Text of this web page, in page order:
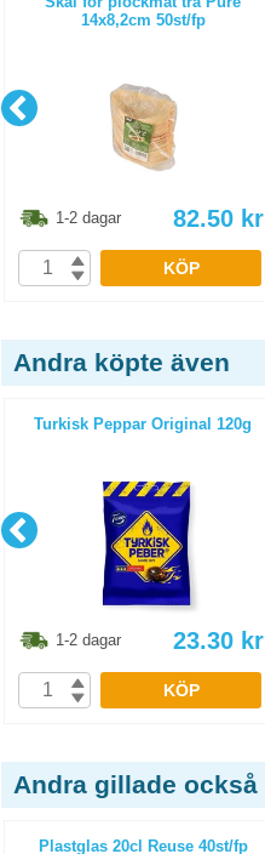
14x8,2cm 50st/fp
1-2 dagar 82.50 kr
KÖP
Andra köpte även
Turkisk Peppar Original 120g
1-2 dagar 23.30 kr
KÖP
Andra gillade också
Plastglas 20cl Reuse 40st/fp